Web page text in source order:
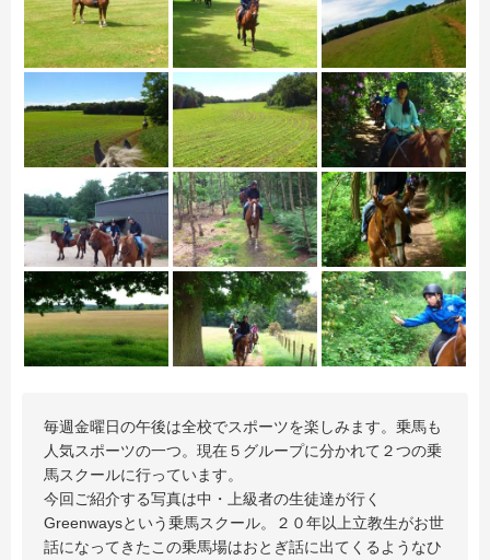
毎週金曜日の午後は全校でスポーツを楽しみます。乗馬も
人気スポーツの一つ。現在５グループに分かれて２つの乗
馬スクールに行っています。
今回ご紹介する写真は中・上級者の生徒達が行く
Greenwaysという乗馬スクール。２０年以上立教生がお世
話になってきたこの乗馬場はおとぎ話に出てくるようなひ